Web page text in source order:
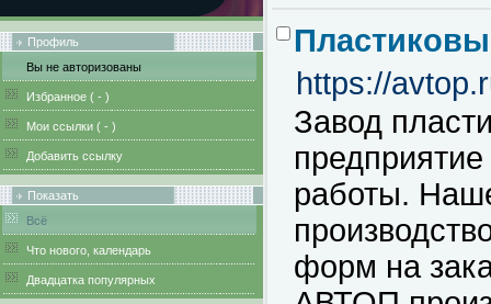
Профиль
Вы не авторизованы
Избранное ( - )
Мои ссылки ( - )
Добавить ссылку
Показать
Всё
Что нового, календарь
Двадцатка популярных
https://
Завод
работы.
форм на